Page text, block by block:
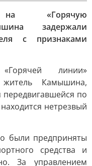
«Горячую
задержали
с признаками
линии»
житель Камышина,
по
нетрезвый
были предприняты
средства и
За управлением